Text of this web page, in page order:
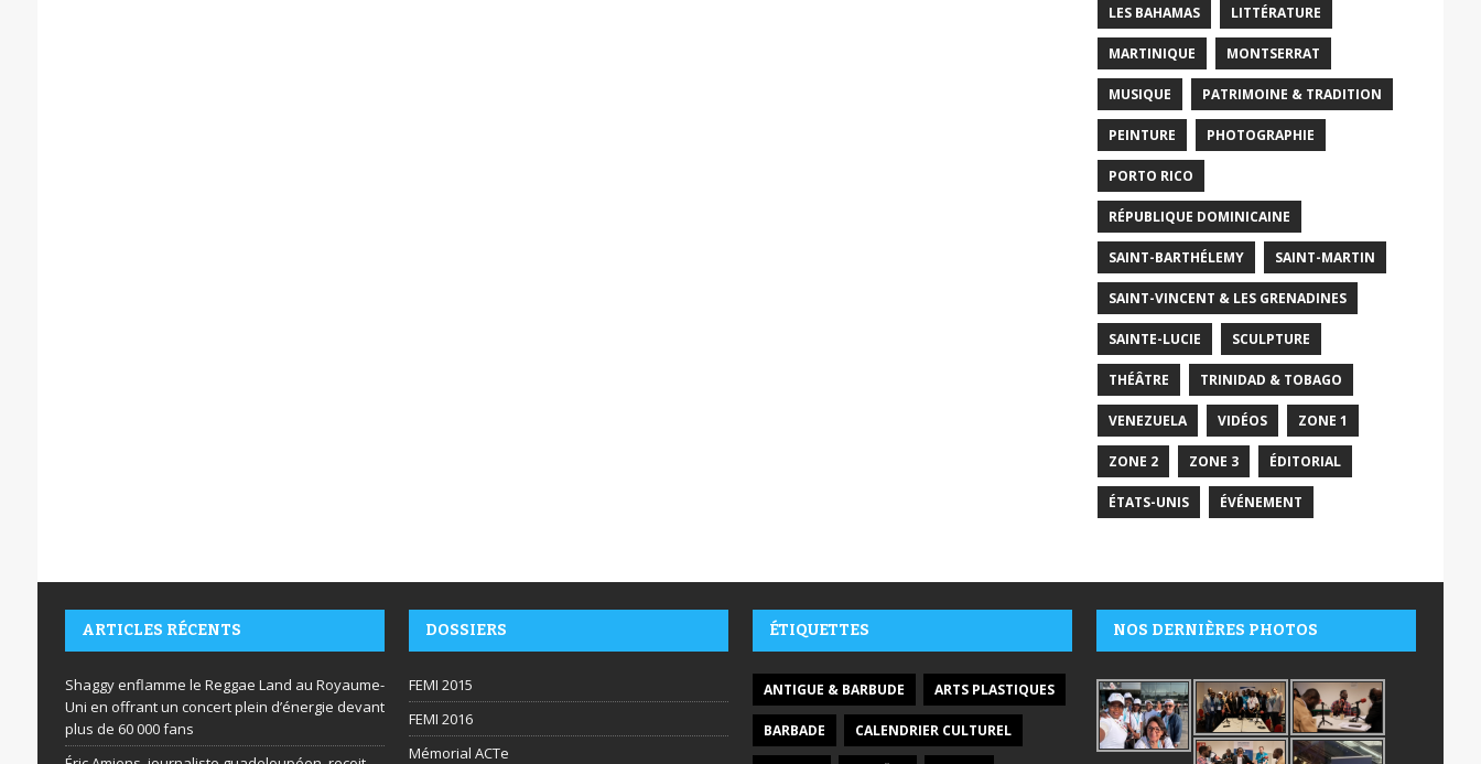
LES BAHAMAS LITTÉRATURE
MARTINIQUE MONTSERRAT
MUSIQUE PATRIMOINE & TRADITION
PEINTURE PHOTOGRAPHIE
PORTO RICO
RÉPUBLIQUE DOMINICAINE
SAINT-BARTHÉLEMY SAINT-MARTIN
SAINT-VINCENT & LES GRENADINES
SAINTE-LUCIE SCULPTURE
THÉÂTRE TRINIDAD & TOBAGO
VENEZUELA VIDÉOS ZONE 1
ZONE 2 ZONE 3 ÉDITORIAL
ÉTATS-UNIS ÉVÉNEMENT
ARTICLES RÉCENTS
Shaggy enflamme le Reggae Land au Royaume-
Uni en offrant un concert plein d’énergie devant
plus de 60 000 fans
DOSSIERS
FEMI 2015
FEMI 2016
Mémorial ACTe
ÉTIQUETTES
ANTIGUE & BARBUDE ARTS PLASTIQUES
BARBADE CALENDRIER CULTUREL
NOS DERNIÈRES PHOTOS